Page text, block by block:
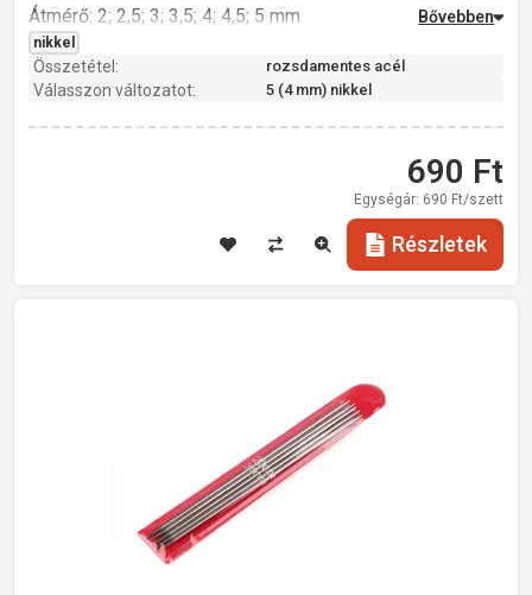
Átmérő: 2; 2,5; 3; 3,5; 4; 4,5; 5 mm
Hossz: 20 cm
Súly: 22 g
rozsdamentes acél
nikkel
Összetétel: rozsdamentes acél
Válasszon változatot: 5 (4 mm) nikkel
690 Ft
Egységár: 690 Ft/szett
Részletek